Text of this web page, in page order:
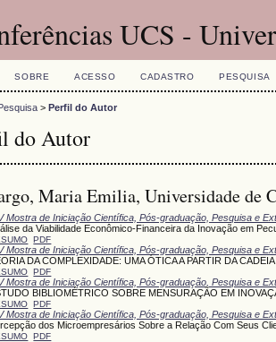
UCS -
SOBRE ACESSO CADASTRO PESQUISA
>Perfil do Autor
do Autor
Maria Emilia, Universidade de
Mostra de Iniciação Científica, Pós-graduação, Pesquisa e
da Viabilidade Econômico-Financeira da Inovação em
PDF
Mostra de Iniciação Científica, Pós-graduação, Pesquisa e
DA COMPLEXIDADE: UMA ÓTICA A PARTIR DA
PDF
Mostra de Iniciação Científica, Pós-graduação, Pesquisa e
BIBLIOMÉTRICO SOBRE MENSURAÇÃO EM
PDF
Mostra de Iniciação Científica, Pós-graduação, Pesquisa e
dos Microempresários Sobre a Relação Com Seus
PDF